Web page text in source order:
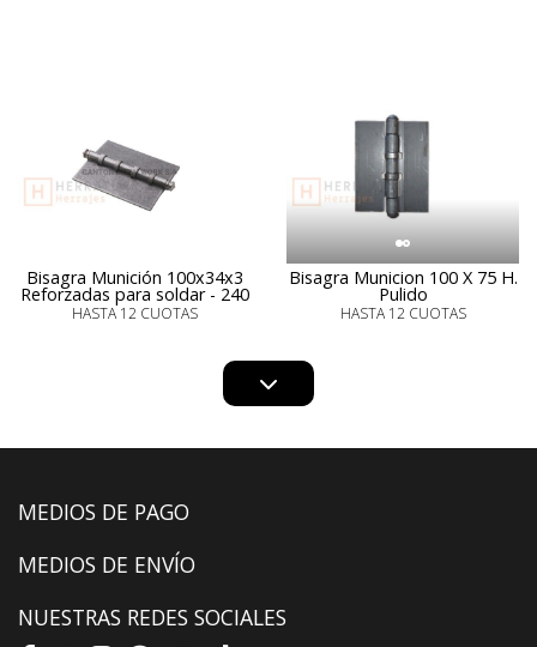
Bisagra Munición 100x34x3
Reforzadas para soldar - 240
HASTA 12 CUOTAS
Bisagra Municion 100 X 75 H.
Pulido
HASTA 12 CUOTAS
MEDIOS DE PAGO
MEDIOS DE ENVÍO
NUESTRAS REDES SOCIALES